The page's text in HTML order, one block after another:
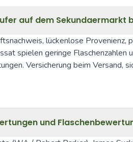
auf dem Sekundaermarkt
lückenlose
spielen geringe
Versicherung beim Versand,
und